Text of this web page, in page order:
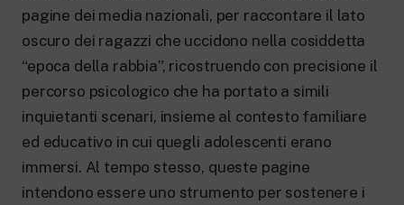
pagine dei media nazionali, per raccontare il lato
oscuro dei ragazzi che uccidono nella cosiddetta
“epoca della rabbia”, ricostruendo con precisione il
percorso psicologico che ha portato a simili
inquietanti scenari, insieme al contesto familiare
ed educativo in cui quegli adolescenti erano
immersi. Al tempo stesso, queste pagine
intendono essere uno strumento per sostenere i